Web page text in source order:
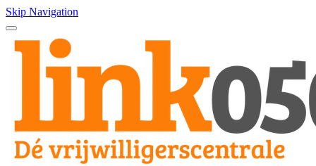
Skip Navigation